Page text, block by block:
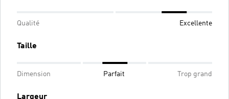
Qualité Excellente
Taille
Dimension Parfait Trop grand
Largeur